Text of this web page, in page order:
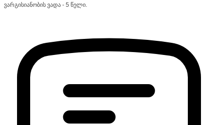
ვარგისიანობის ვადა - 5 წელი.